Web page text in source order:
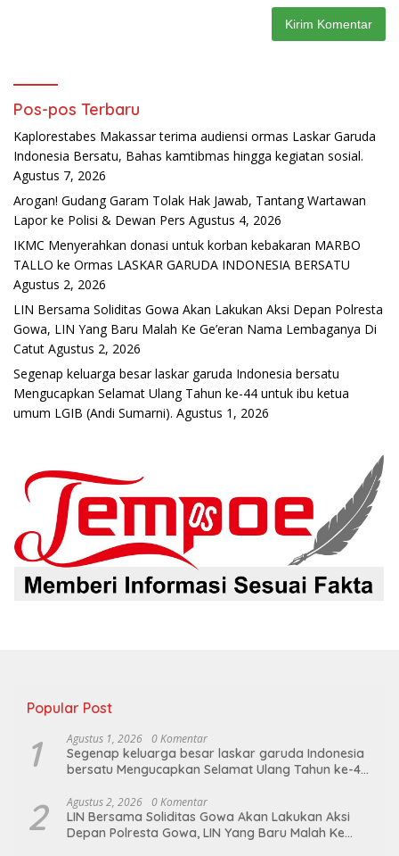
Pos-pos Terbaru
Kaplorestabes Makassar terima audiensi ormas Laskar Garuda
Indonesia Bersatu, Bahas kamtibmas hingga kegiatan sosial.
Agustus 7, 2026
Arogan! Gudang Garam Tolak Hak Jawab, Tantang Wartawan
Lapor ke Polisi & Dewan Pers Agustus 4, 2026
IKMC Menyerahkan donasi untuk korban kebakaran MARBO
TALLO ke Ormas LASKAR GARUDA INDONESIA BERSATU
Agustus 2, 2026
LIN Bersama Soliditas Gowa Akan Lakukan Aksi Depan Polresta
Gowa, LIN Yang Baru Malah Ke Ge’eran Nama Lembaganya Di
Catut Agustus 2, 2026
Segenap keluarga besar laskar garuda Indonesia bersatu
Mengucapkan Selamat Ulang Tahun ke-44 untuk ibu ketua
umum LGIB (Andi Sumarni). Agustus 1, 2026
Popular Post
1 Agustus 1, 2026 0 Komentar
Segenap keluarga besar laskar garuda Indonesia
bersatu Mengucapkan Selamat Ulang Tahun ke-44
2 Agustus 2, 2026 0 Komentar
LIN Bersama Soliditas Gowa Akan Lakukan Aksi
Depan Polresta Gowa, LIN Yang Baru Malah Ke